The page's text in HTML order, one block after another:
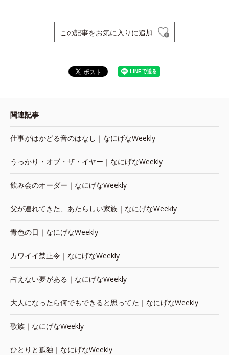
この記事をお気に入りに追加
関連記事
仕事がはかどる音のはなし｜なにげなWeekly
うっかり・オブ・ザ・イヤー｜なにげなWeekly
飲み会のオーダー｜なにげなWeekly
父が連れてきた、あたらしい家族｜なにげなWeekly
青色の日｜なにげなWeekly
カワイイ禁止令｜なにげなWeekly
占えない夢がある｜なにげなWeekly
大人になったら何でもできると思ってた｜なにげなWeekly
歌族｜なにげなWeekly
ひとりと孤独｜なにげなWeekly